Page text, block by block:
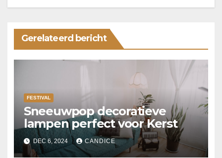
Gerelateerd bericht
FESTIVAL
Sneeuwpop decoratieve
lampen perfect voor Kerst
DEC 6, 2024 CANDICE